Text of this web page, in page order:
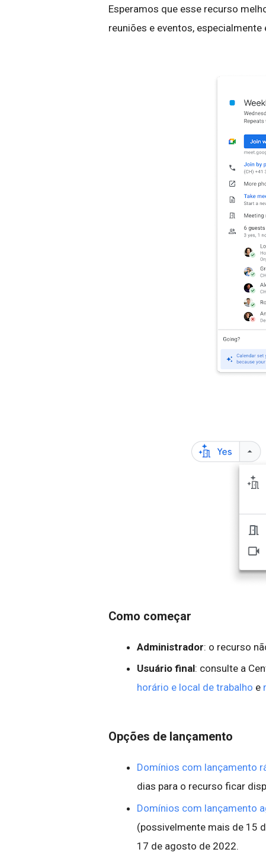
Esperamos que esse recurso
reuniões e eventos, especialmente
Como começar
Administrador: o recurso
Usuário final: consulte a
horário e local de trabalho e
Opções de lançamento
Domínios com lançamento
dias para o recurso ficar
Domínios com lançamento
(possivelmente mais de 15
17 de agosto de 2022.